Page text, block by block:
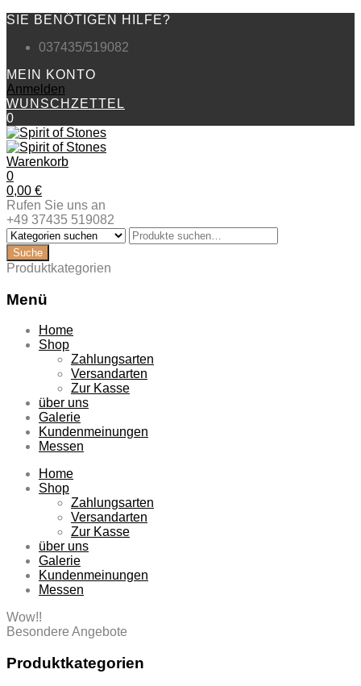
SIE BENÖTIGEN HILFE?
037435/519082
MEIN KONTO
Anmelden
WUNSCHZETTEL
0
Warenkorb
0
0,00 €
Rufen Sie uns an
+49 37435 519082
Produktkategorien
Menü
Zum
Inhalt
Home
Shop
Zahlungsarten
Versandarten
Zur Kasse
über uns
Galerie
Kundenmeinungen
Messen
Home
Shop
Zahlungsarten
Versandarten
Zur Kasse
über uns
Galerie
Kundenmeinungen
Messen
Wow!!
Besondere Angebote
Produktkategorien